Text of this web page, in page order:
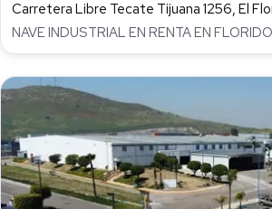
NAVE INDUSTRIAL EN RENTA EN